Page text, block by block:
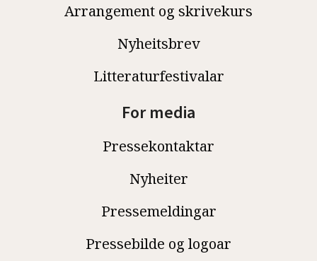
Arrangement og skrivekurs
Nyheitsbrev
Litteraturfestivalar
For media
Pressekontaktar
Nyheiter
Pressemeldingar
Pressebilde og logoar